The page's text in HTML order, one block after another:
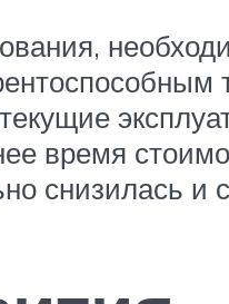
текущие
время
снизилась и